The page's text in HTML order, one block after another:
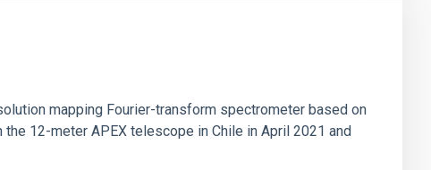
mapping Fourier-transform spectrometer based on
12-meter APEX telescope in Chile in April 2021 and